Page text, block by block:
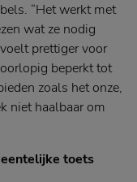
“Het werkt met
wat ze nodig
prettiger voor
beperkt tot
zoals het onze,
niet haalbaar om
toets